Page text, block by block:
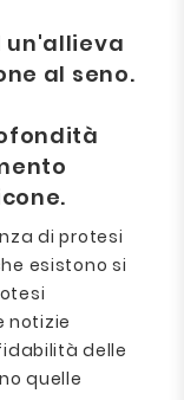
un'allieva
al seno.
di protesi
esistono si
notizie
delle
quelle